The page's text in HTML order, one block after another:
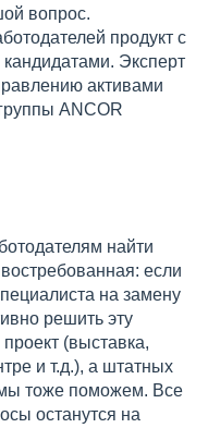
вопрос.
продукт с
Эксперт
активами
ANCOR
найти
если
на замену
решить эту
(выставка,
и т.д.), а штатных
мы тоже поможем. Все
останутся на